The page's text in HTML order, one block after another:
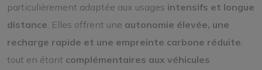
particulièrement adaptée aux usages intensifs et longue
distance . Elles offrent une autonomie élevée, une
recharge rapide et une empreinte carbone réduite
tout en étant complémentaires aux véhicules